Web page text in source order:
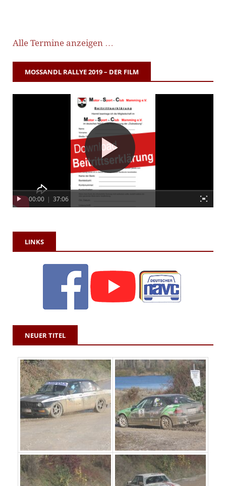
Alle Termine anzeigen …
MOSSANDL RALLYE 2019 – DER FILM
00:00 | 37:06
LINKS
NEUER TITEL